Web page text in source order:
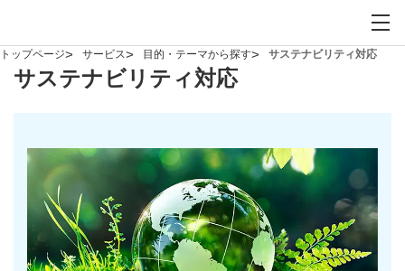
トップページ サービス 目的・テーマから探す サステナビリティ対応
サステナビリティ対応